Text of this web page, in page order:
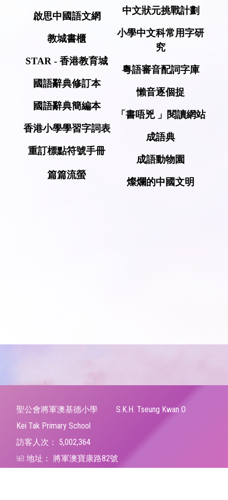
啟思中國語文網
教城書櫃
STAR - 香港教育城
國語辭典修訂本
國語辭典簡編本
香港小學學習字詞表
重訂標點符號手冊
篇篇流螢
中文狀元挑戰計劃
小學中文科常用字研
究
粵語審音配詞字庫
懶音逐個捉
「書唔兇 」閱讀網站
成語典
成語動物園
燦爛的中國文明
聖公會將軍澳基德小學
S.K.H. Tseung Kwan O
Kei Tak Primary School
訪客人次：
5,002,364
地址：
將軍澳寶康路82號